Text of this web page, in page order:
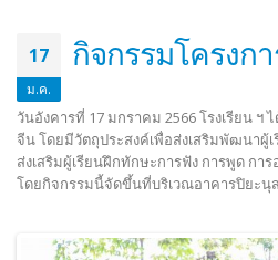
17
ม.ค.
กิจกรรมโครงก
วันอังคารที่ 17 มกราคม 2566 โรงเรียน ฯ
จีน โดยมีวัตถุประสงค์เพื่อส่งเสริมพัฒนาผู้
ส่งเสริมผู้เรียนฝึกทักษะการฟัง การพูด กา
โดยกิจกรรมนี้จัดขึ้นที่บริเวณอาคารปิยะนุ